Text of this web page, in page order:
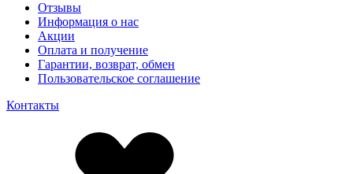
Отзывы
Информация о нас
Акции
Оплата и получение
Гарантии, возврат, обмен
Пользовательское соглашение
Контакты